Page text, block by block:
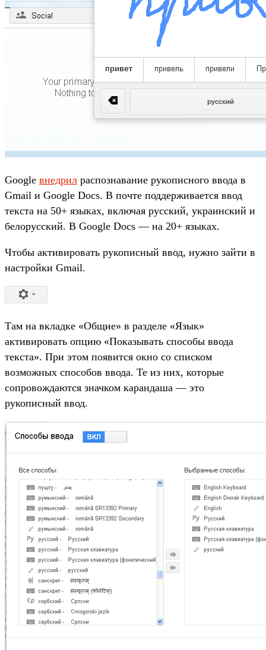
Google внедрил распознавание рукописного ввода в
Gmail и Google Docs. В почте поддерживается ввод
текста на 50+ языках, включая русский, украинский и
белорусский. В Google Docs — на 20+ языках.
Чтобы активировать рукописный ввод, нужно зайти в
настройки Gmail.
Там на вкладке «Общие» в разделе «Язык»
активировать опцию «Показывать способы ввода
текста». При этом появится окно со списком
возможных способов ввода. Те из них, которые
сопровождаются значком карандаша — это
рукописный ввод.